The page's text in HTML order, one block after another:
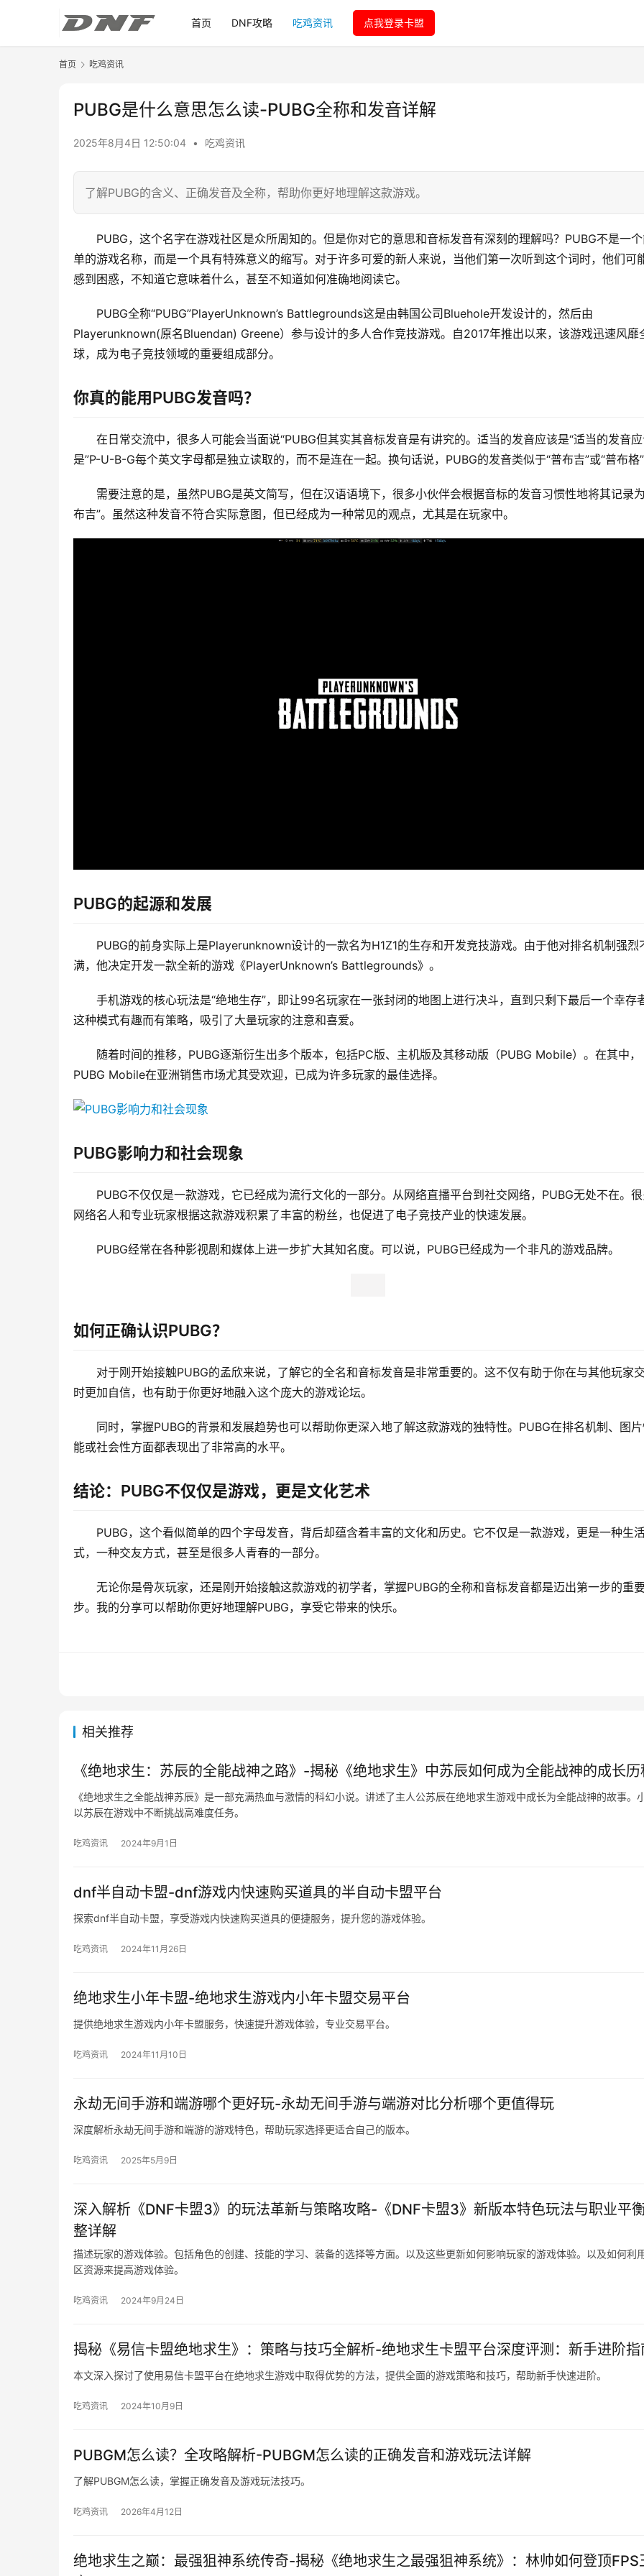
首页 DNF攻略 吃鸡资讯 点我登录卡盟
首页 吃鸡资讯
PUBG是什么意思怎么读-PUBG全称和发音详解
2025年8月4日 12:50:04 • 吃鸡资讯
了解PUBG的含义、正确发音及全称，帮助你更好地理解这款游戏。
PUBG，这个名字在游戏社区是众所周知的。但是你对它的意思和音标发音有深刻的理解吗？PUBG不是一
单的游戏名称，而是一个具有特殊意义的缩写。对于许多可爱的新人来说，当他们第一次听到这个词时，他们可
感到困惑，不知道它意味着什么，甚至不知道如何准确地阅读它。
PUBG全称“PUBG”PlayerUnknown’s Battlegrounds这是由韩国公司Bluehole开发设计的，然后由
Playerunknown(原名Bluendan) Greene）参与设计的多人合作竞技游戏。自2017年推出以来，该游戏迅速风靡
球，成为电子竞技领域的重要组成部分。
你真的能用PUBG发音吗？
在日常交流中，很多人可能会当面说“PUBG但其实其音标发音是有讲究的。适当的发音应该是“适当的发音
是”P-U-B-G每个英文字母都是独立读取的，而不是连在一起。换句话说，PUBG的发音类似于“普布吉”或“普布格
需要注意的是，虽然PUBG是英文简写，但在汉语语境下，很多小伙伴会根据音标的发音习惯性地将其记录
布吉”。虽然这种发音不符合实际意图，但已经成为一种常见的观点，尤其是在玩家中。
PUBG的起源和发展
PUBG的前身实际上是Playerunknown设计的一款名为H1Z1的生存和开发竞技游戏。由于他对排名机制强烈
满，他决定开发一款全新的游戏《PlayerUnknown’s Battlegrounds》。
手机游戏的核心玩法是“绝地生存”，即让99名玩家在一张封闭的地图上进行决斗，直到只剩下最后一个幸存
这种模式有趣而有策略，吸引了大量玩家的注意和喜爱。
随着时间的推移，PUBG逐渐衍生出多个版本，包括PC版、主机版及其移动版（PUBG Mobile）。在其中，
PUBG Mobile在亚洲销售市场尤其受欢迎，已成为许多玩家的最佳选择。
PUBG影响力和社会现象
PUBG不仅仅是一款游戏，它已经成为流行文化的一部分。从网络直播平台到社交网络，PUBG无处不在。
网络名人和专业玩家根据这款游戏积累了丰富的粉丝，也促进了电子竞技产业的快速发展。
PUBG经常在各种影视剧和媒体上进一步扩大其知名度。可以说，PUBG已经成为一个非凡的游戏品牌。
如何正确认识PUBG？
对于刚开始接触PUBG的孟欣来说，了解它的全名和音标发音是非常重要的。这不仅有助于你在与其他玩家
时更加自信，也有助于你更好地融入这个庞大的游戏论坛。
同时，掌握PUBG的背景和发展趋势也可以帮助你更深入地了解这款游戏的独特性。PUBG在排名机制、图
能或社会性方面都表现出了非常高的水平。
结论：PUBG不仅仅是游戏，更是文化艺术
PUBG，这个看似简单的四个字母发音，背后却蕴含着丰富的文化和历史。它不仅是一款游戏，更是一种生
式，一种交友方式，甚至是很多人青春的一部分。
无论你是骨灰玩家，还是刚开始接触这款游戏的初学者，掌握PUBG的全称和音标发音都是迈出第一步的重
步。我的分享可以帮助你更好地理解PUBG，享受它带来的快乐。
相关推荐
《绝地求生：苏辰的全能战神之路》-揭秘《绝地求生》中苏辰如何成为全能战神的成长历
《绝地求生之全能战神苏辰》是一部充满热血与激情的科幻小说。讲述了主人公苏辰在绝地求生游戏中成长为全能战神的故事。
以苏辰在游戏中不断挑战高难度任务。
吃鸡资讯 2024年9月1日
dnf半自动卡盟-dnf游戏内快速购买道具的半自动卡盟平台
探索dnf半自动卡盟，享受游戏内快速购买道具的便捷服务，提升您的游戏体验。
吃鸡资讯 2024年11月26日
绝地求生小年卡盟-绝地求生游戏内小年卡盟交易平台
提供绝地求生游戏内小年卡盟服务，快速提升游戏体验，专业交易平台。
吃鸡资讯 2024年11月10日
永劫无间手游和端游哪个更好玩-永劫无间手游与端游对比分析哪个更值得玩
深度解析永劫无间手游和端游的游戏特色，帮助玩家选择更适合自己的版本。
吃鸡资讯 2025年5月9日
深入解析《DNF卡盟3》的玩法革新与策略攻略-《DNF卡盟3》新版本特色玩法与职业平
整详解
描述玩家的游戏体验。包括角色的创建、技能的学习、装备的选择等方面。以及这些更新如何影响玩家的游戏体验。以及如何利
区资源来提高游戏体验。
吃鸡资讯 2024年9月24日
揭秘《易信卡盟绝地求生》：策略与技巧全解析-绝地求生卡盟平台深度评测：新手进阶指
本文深入探讨了使用易信卡盟平台在绝地求生游戏中取得优势的方法，提供全面的游戏策略和技巧，帮助新手快速进阶。
吃鸡资讯 2024年10月9日
PUBGM怎么读？全攻略解析-PUBGM怎么读的正确发音和游戏玩法详解
了解PUBGM怎么读，掌握正确发音及游戏玩法技巧。
吃鸡资讯 2026年4月12日
绝地求生之巅：最强狙神系统传奇-揭秘《绝地求生之最强狙神系统》：林帅如何登顶FPS